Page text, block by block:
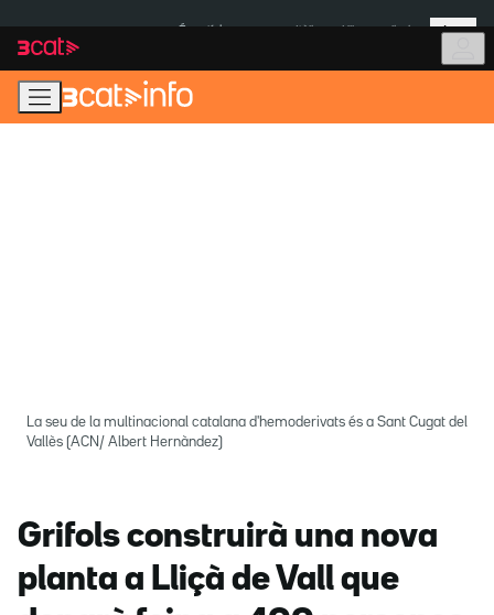
navegació
principal
contingut
Més
La seu de la multinacional catalana d'hemoderivats és a Sant Cugat del
Vallès (ACN/ Albert Hernàndez)
Grifols construirà una nova
planta a Lliçà de Vall que